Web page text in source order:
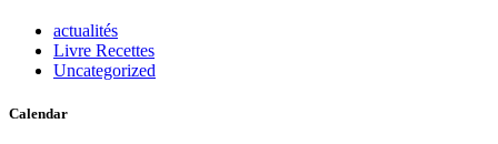
actualités
Livre Recettes
Uncategorized
Calendar